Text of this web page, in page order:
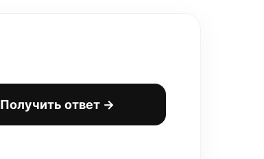
Получить ответ →